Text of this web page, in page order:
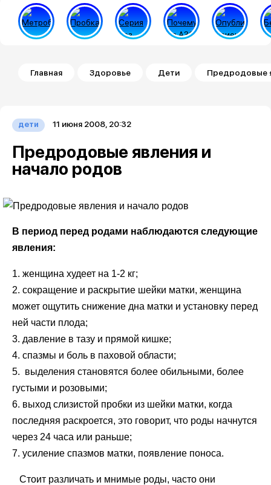
Строка навигации
Главная Здоровье Дети Предродовые
дети 11 июня 2008, 20:32
Предродовые явления и
начало родов
В период перед родами наблюдаются следующие
явления:
1. женщина худеет на 1-2 кг;
2. сокращение и раскрытие шейки матки, женщина
может ощутить снижение дна матки и установку перед
ней части плода;
3. давление в тазу и прямой кишке;
4. спазмы и боль в паховой области;
5. выделения становятся более обильными, более
густыми и розовыми;
6. выход слизистой пробки из шейки матки, когда
последняя раскроется, это говорит, что роды начнутся
через 24 часа или раньше;
7. усиление спазмов матки, появление поноса.
Стоит различать и мнимые роды, часто они